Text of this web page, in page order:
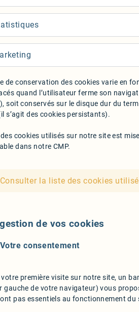
de conservation des cookies varie en
quand l’utilisateur ferme son
soit conservés sur le disque dur du
s’agit des cookies persistants).
cookies utilisés sur notre site est
dans notre CMP.
Consulter la liste des cookies
de vos cookies
consentement
votre première visite sur notre site, un
gauche de votre navigateur) vous
pas essentiels au fonctionnement du